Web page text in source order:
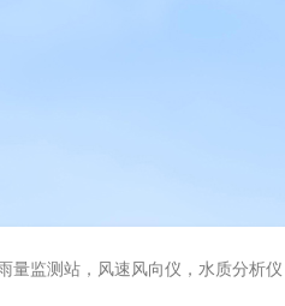
量监测站，风速风向仪，水质分析